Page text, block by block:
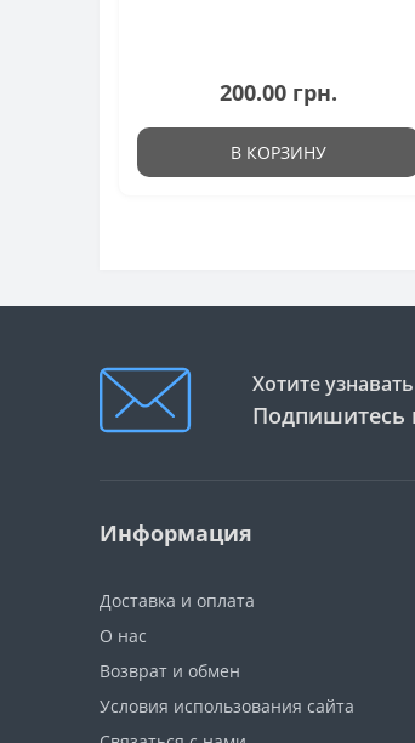
200.00 грн.
В КОРЗИНУ
Хотите
Подпишитесь
Информация
Доставка и оплата
О нас
Возврат и обмен
Условия использования сайта